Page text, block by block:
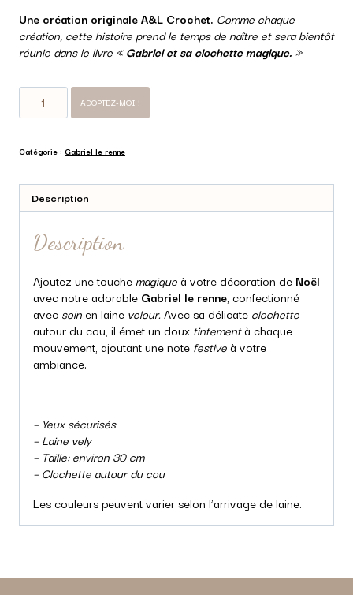
Une création originale A&L Crochet. Comme chaque
création, cette histoire prend le temps de naître et sera bientôt
réunie dans le livre «Gabriel et sa clochette magique. »
quantité
renne
ADOPTEZ-MOI !
Catégorie : Gabriel le renne
Description
Description
Ajoutez une touchemagiqueà votre décoration de Noël
avec notre adorable Gabriel le renne, confectionné
avec soinen laine velour. Avec sa délicate clochette
autour du cou, il émet un doux tintementà chaque
mouvement, ajoutant une note festiveà votre
ambiance.
– Yeux sécurisés
– Laine vely
– Taille: environ 30 cm
– Clochette autour du cou
Les couleurs peuvent varier selon l’arrivage de laine.